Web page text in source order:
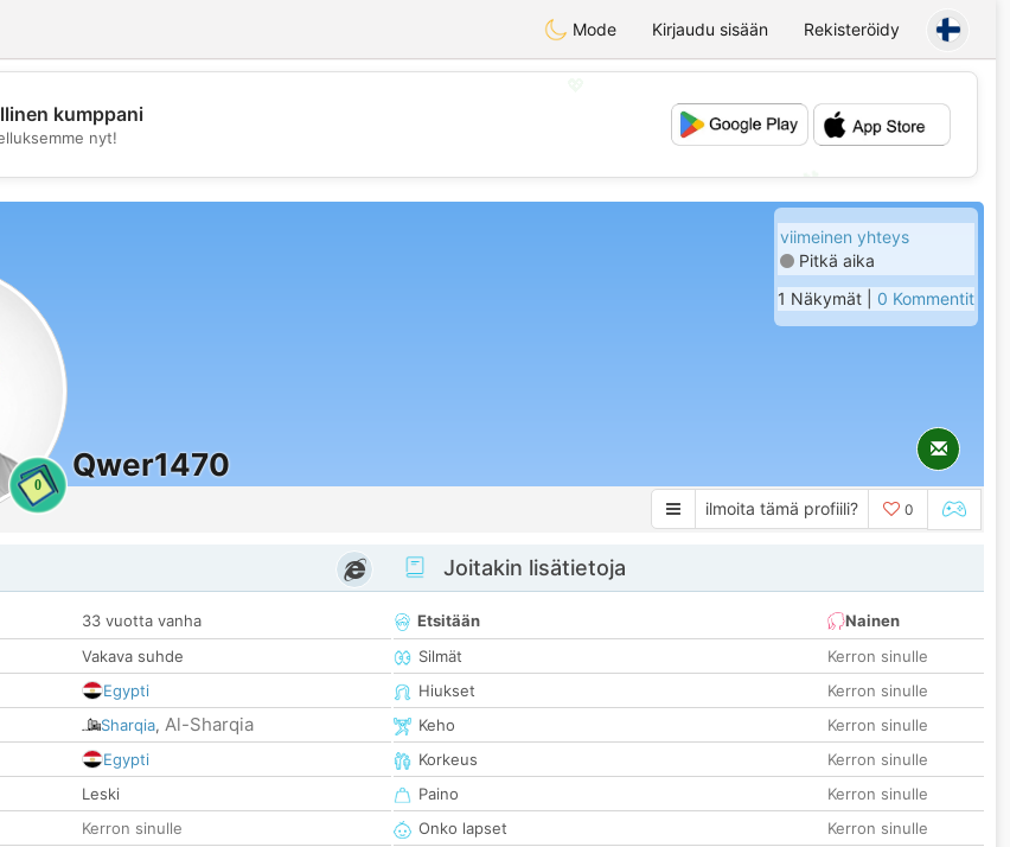
Mode Kirjaudu sisään Rekisteröidy
💕
kumppani
nyt!
0
Qwer1470
viimeinen yhteys
Pitkä aika
1 Näkymät | 0 Kommentit
ilmoita tämä profiili? 0
33 vuotta vanha
Vakava suhde
Egypti
Sharqia, Al-Sharqia
Egypti
Leski
Kerron sinulle
Joitakin lisätietoja
Etsitään
Nainen
Silmät
Kerron sinulle
Hiukset
Kerron sinulle
Keho
Kerron sinulle
Korkeus
Kerron sinulle
Paino
Kerron sinulle
Onko lapset
Kerron sinulle